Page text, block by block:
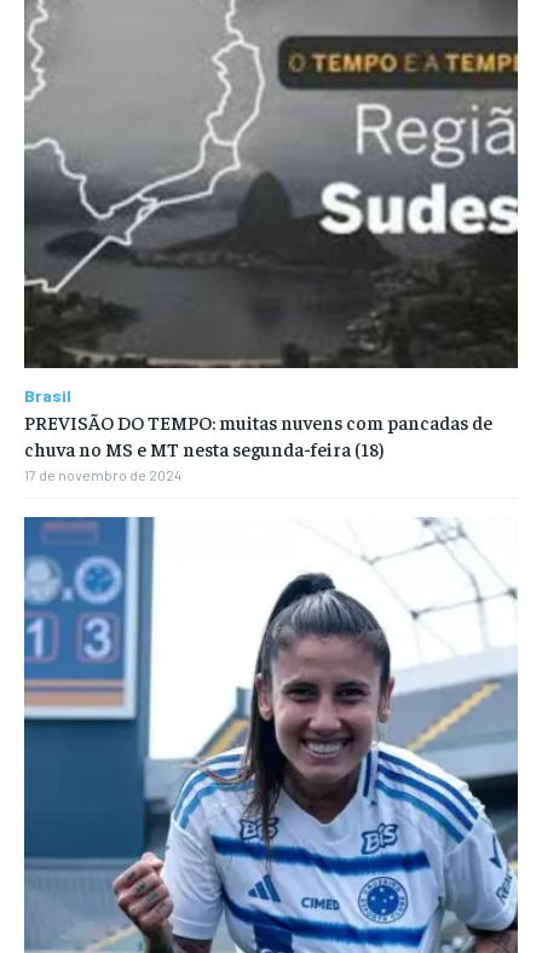
Brasil
PREVISÃO DO TEMPO: muitas nuvens com pancadas de
chuva no MS e MT nesta segunda-feira (18)
17 de novembro de 2024